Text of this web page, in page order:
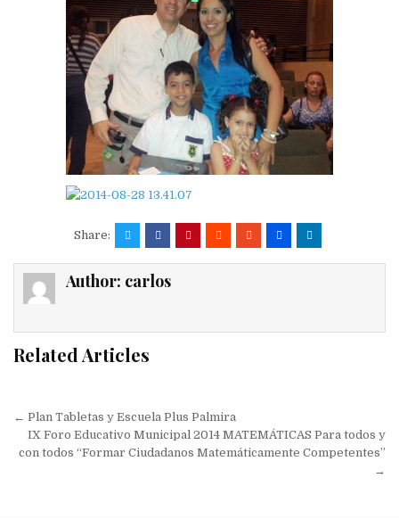
Share:
Author: carlos
Related Articles
Navegación
de
← Plan Tabletas y Escuela Plus Palmira
IX Foro Educativo Municipal 2014 MATEMÁTICAS Para todos y
con todos “Formar Ciudadanos Matemáticamente Competentes”
→